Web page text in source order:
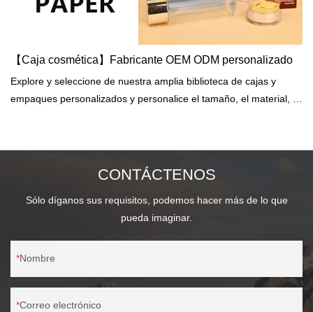
【Caja cosmética】Fabricante OEM ODM personalizado
Explore y seleccione de nuestra amplia biblioteca de cajas y
empaques personalizados y personalice el tamaño, el material, la
CONTÁCTENOS
Sólo díganos sus requisitos, podemos hacer más de lo que
pueda imaginar.
Nombre
Correo electrónico